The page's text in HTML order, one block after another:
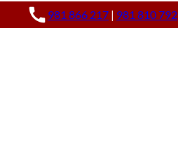
981 866 217 | 981 810 792